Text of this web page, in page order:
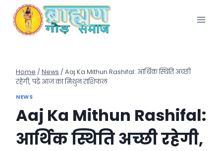
content
Home / News / Aaj Ka Mithun Rashifal: आर्थिक स्थिति अच्छी
रहेगी, पढ़ें आज का मिथुन राशिफल
NEWS
Aaj Ka Mithun Rashifal:
आर्थिक स्थिति अच्छी रहेगी,